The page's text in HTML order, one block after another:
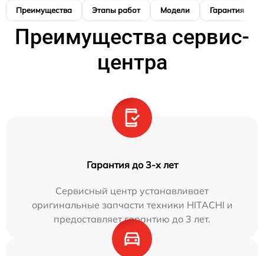
Преимущества Этапы работ Модели Гарантия
Преимущества сервис-
центра
Гарантия до 3-х лет
Сервисный центр устанавливает
оригинальные запчасти техники HITACHI и
предоставляет гарантию до 3 лет.